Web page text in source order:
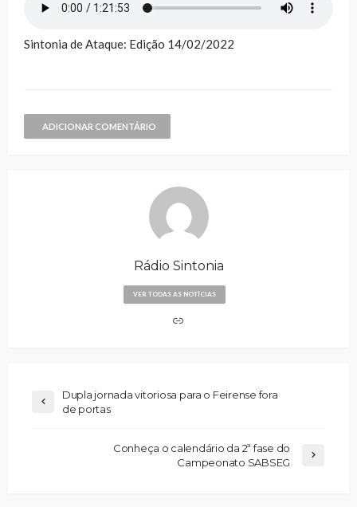
Sintonia de Ataque: Edição 14/02/2022
ADICIONAR COMENTÁRIO
Rádio Sintonia
VER TODAS AS NOTÍCIAS
Dupla jornada vitoriosa para o Feirense fora
de portas
Conheça o calendário da 2ª fase do
Campeonato SABSEG